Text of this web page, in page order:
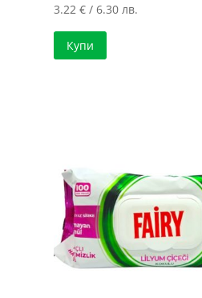
3.22€ / 6.30 лв.
Купи